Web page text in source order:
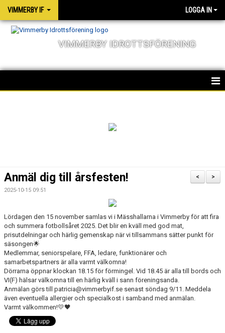
VIMMERBY IF LOGGA IN
VIMMERBY IDROTTSFÖRENING
OM FÖRENINGEN
BARN & UNGDOMSVERKSAMHET
STÖTTA VIF
KONTAKT / BOKNING
>
<
Anmäl dig till årsfesten!
2025-10-15 09:51
Lördagen den 15 november samlas vi i Mässhallarna i Vimmerby för att fira
och summera fotbollsåret 2025. Det blir en kväll med god mat,
prisutdelningar och härlig gemenskap när vi tillsammans sätter punkt för
säsongen🌟
Medlemmar, seniorspelare, FFA, ledare, funktionärer och
samarbetspartners är alla varmt välkomna!
Dörrarna öppnar klockan 18.15 för förmingel. Vid 18.45 är alla till bords och
VI(F) hälsar välkomna till en härlig kväll i sann föreningsanda.
Anmälan görs till patricia@vimmerbyif.se senast söndag 9/11. Meddela
även eventuella allergier och specialkost i samband med anmälan.
Varmt välkommen!💛🖤